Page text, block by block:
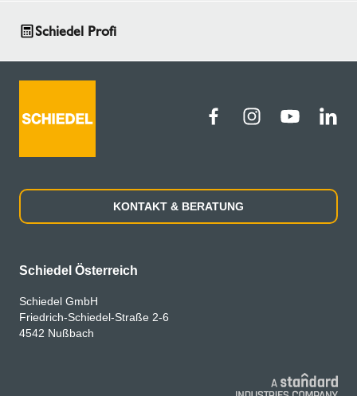
Schiedel Profi
KONTAKT & BERATUNG
Schiedel Österreich
Schiedel GmbH
Friedrich-Schiedel-Straße 2-6
4542 Nußbach